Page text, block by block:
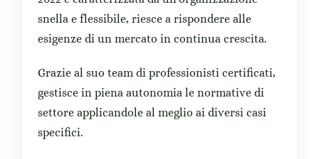
snella e flessibile, riesce a rispondere alle
esigenze di un mercato in continua crescita.
Grazie al suo team di professionisti certificati,
gestisce in piena autonomia le normative di
settore applicandole al meglio ai diversi casi
specifici.